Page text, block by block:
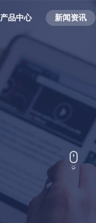
产品中心 新闻资讯